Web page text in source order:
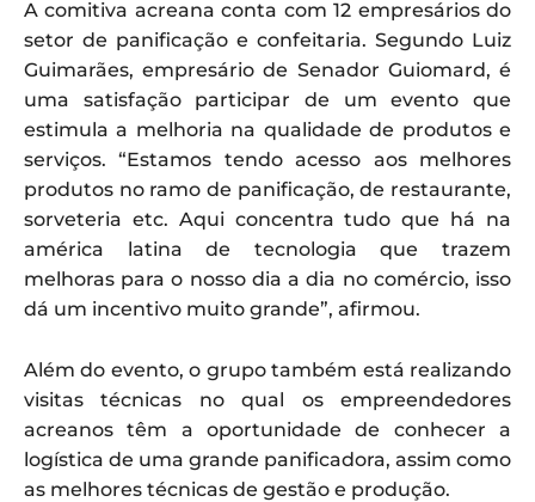
A comitiva acreana conta com 12 empresários do
setor de panificação e confeitaria. Segundo Luiz
Guimarães, empresário de Senador Guiomard, é
uma satisfação participar de um evento que
estimula a melhoria na qualidade de produtos e
serviços. “Estamos tendo acesso aos melhores
produtos no ramo de panificação, de restaurante,
sorveteria etc. Aqui concentra tudo que há na
américa latina de tecnologia que trazem
melhoras para o nosso dia a dia no comércio, isso
dá um incentivo muito grande”, afirmou.
Além do evento, o grupo também está realizando
visitas técnicas no qual os empreendedores
acreanos têm a oportunidade de conhecer a
logística de uma grande panificadora, assim como
as melhores técnicas de gestão e produção.